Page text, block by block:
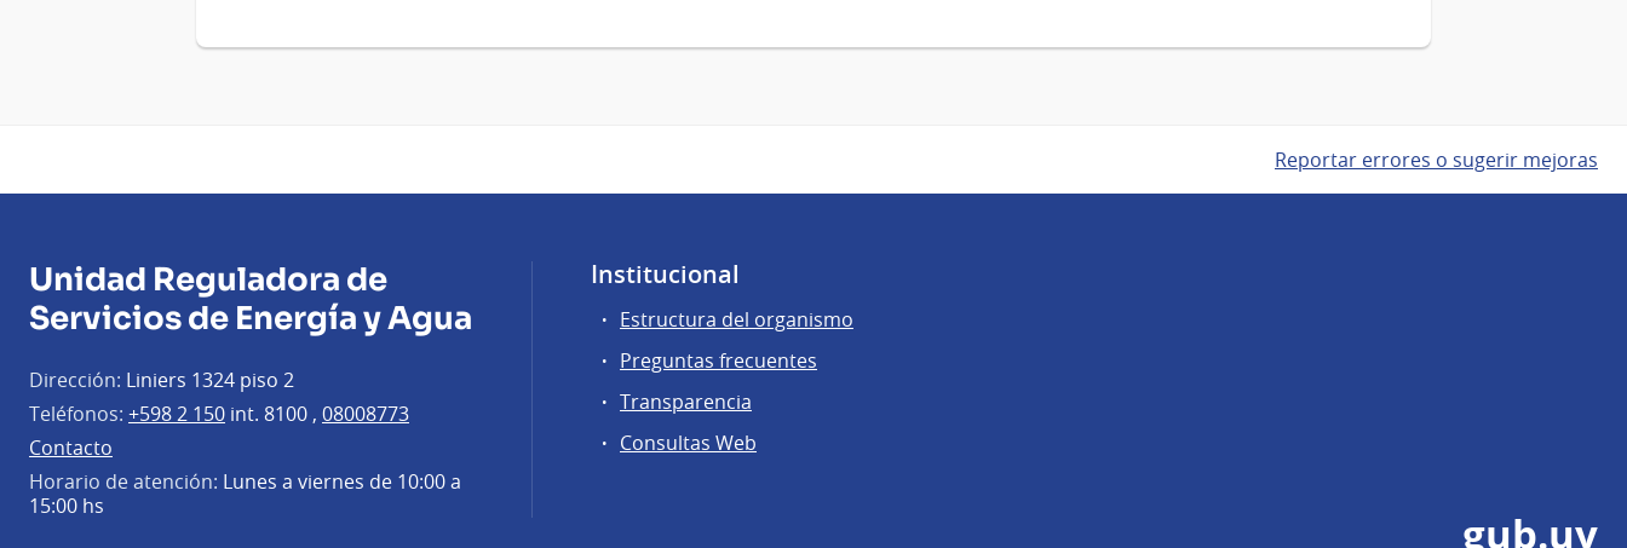
Reportar errores o sugerir mejoras
Unidad Reguladora de
Servicios de Energía y Agua
Dirección: Liniers 1324 piso 2
Teléfonos: +598 2 150 int. 8100 , 08008773
Contacto
Horario de atención: Lunes a viernes de 10:00 a
15:00 hs
Institucional
Estructura del organismo
Preguntas frecuentes
Transparencia
Consultas Web
gub.uy